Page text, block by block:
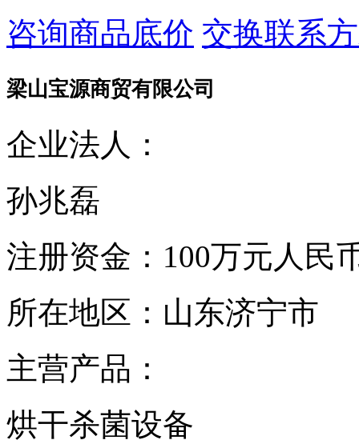
咨询商品底价 交换联系
梁山宝源商贸有限公司
企业法人：
孙兆磊
注册资金： 100万元人民
所在地区： 山东济宁市
主营产品：
烘干杀菌设备